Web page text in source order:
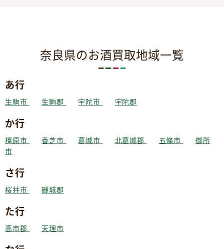
奈良県のお酒買取地域一覧
あ行
生駒市 生駒郡 宇陀市 宇陀郡
か行
橿原市 香芝市 葛城市 北葛城郡 五條市
御所
市
さ行
桜井市 磯城郡
た行
高市郡 天理市